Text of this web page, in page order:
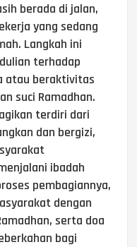
berada di jalan,
yang sedang
Langkah ini
terhadap
atau beraktivitas
suci Ramadhan.
terdiri dari
dan bergizi,
ibadah
pembagiannya,
dengan
serta doa
bagi